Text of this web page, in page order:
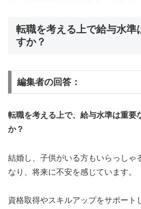
転職を考える上で給与水準
すか？
編集者の回答：
転職を考える上で、給与水準は重要
か？
結婚し、子供がいる方もいらっしゃ
なり、将来に不安を感じています。
資格取得やスキルアップをサポート